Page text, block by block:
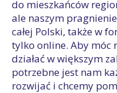
do mieszkańców
ale naszym
całej Polski, także w
tylko online. Aby móc
działać w większym
potrzebne jest nam
rozwijać i chcemy